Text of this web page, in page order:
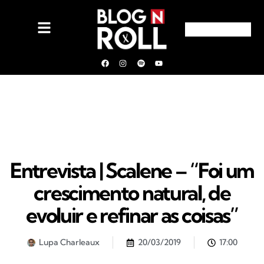
Entrevista | Scalene – “Foi um
crescimento natural, de
evoluir e refinar as coisas”
Lupa Charleaux 20/03/2019 17:00